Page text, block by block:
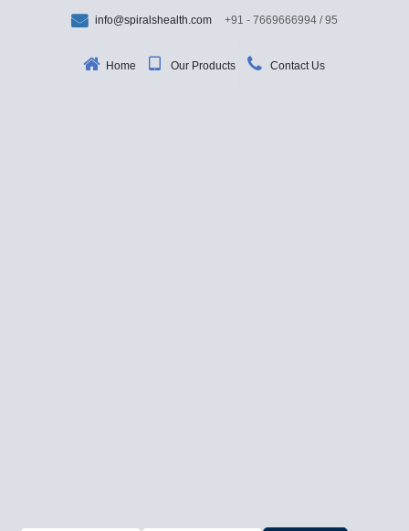
info@spiralshealth.com +91 - 7669666994 / 95
Home Our Products Contact Us